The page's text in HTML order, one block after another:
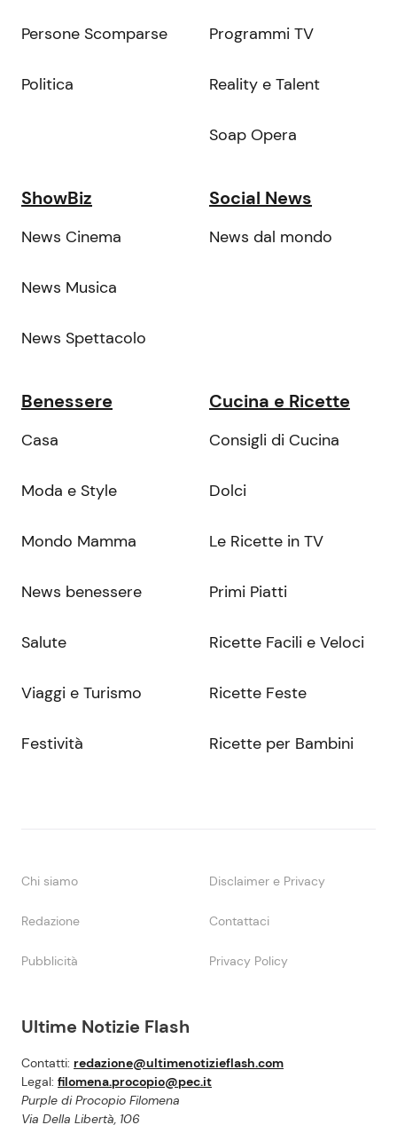
Ultime Notizie Flash
Contatti: redazione@ultimenotizieflash.com
Legal: filomena.procopio@pec.it
Purple di Procopio Filomena
Via Della Libertà, 106
Persone Scomparse
Politica
Programmi TV
Reality e Talent
Soap Opera
ShowBiz
News Cinema
News Musica
News Spettacolo
Social News
News dal mondo
Benessere
Casa
Moda e Style
Mondo Mamma
News benessere
Salute
Viaggi e Turismo
Festività
Cucina e Ricette
Consigli di Cucina
Dolci
Le Ricette in TV
Primi Piatti
Ricette Facili e Veloci
Ricette Feste
Ricette per Bambini
Chi siamo Disclaimer e Privacy
Redazione Contattaci
Pubblicità Privacy Policy